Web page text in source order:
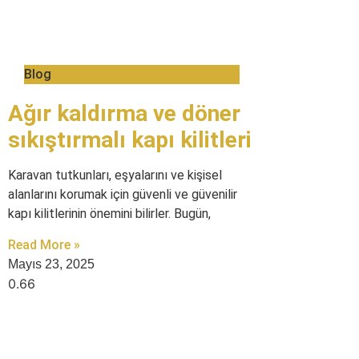
Blog
Ağır kaldırma ve döner
sıkıştırmalı kapı kilitleri
Karavan tutkunları, eşyalarını ve kişisel
alanlarını korumak için güvenli ve güvenilir
kapı kilitlerinin önemini bilirler. Bugün,
Read More »
Mayıs 23, 2025